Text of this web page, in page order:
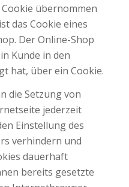
übernommen
das Cookie eines
Der Online-Shop
Kunde in den
hat, über ein Cookie.
die Setzung von
jederzeit
Einstellung des
verhindern und
dauerhaft
bereits gesetzte